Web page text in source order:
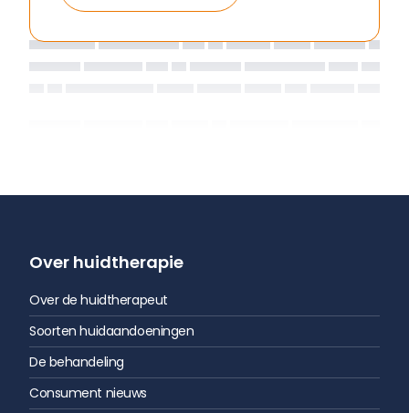
Over huidtherapie
Over de huidtherapeut
Soorten huidaandoeningen
De behandeling
Consument nieuws